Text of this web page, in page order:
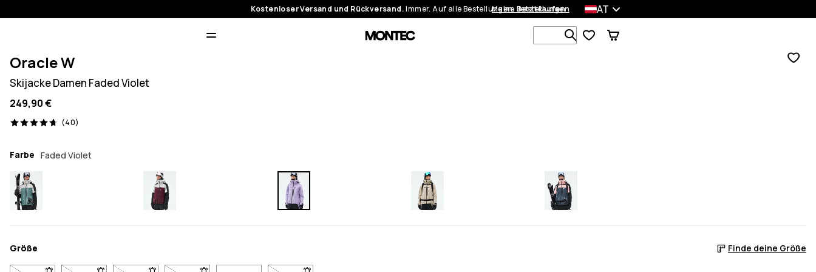
Kostenloser Versand und Rückversand.Immer. Auf alle Bestellungen. Jetzt kaufen
Meine Bestellungen AT
Durchsuche 1 000+ Produkte
Oracle W
Skijacke Damen Faded Violet
249,90 €
(40)
40 Reviews, 4.7/5
Farbe Faded Violet
Größe Finde deine Größe